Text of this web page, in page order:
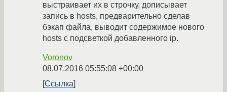
выстраивает их в строчку, дописывает
запись в hosts, предварительно сделав
бэкап файла, выводит содержимое нового
hosts с подсветкой добавленного ip.
Voronov
08.07.2016 05:55:08 +00:00
Ссылка